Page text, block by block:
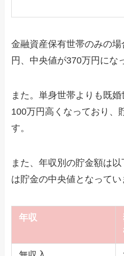
金融資産保有世帯のみの
円、中央値が370万円にな
また。単身世帯よりも既
100万円高くなっており、
す。
また、年収別の貯金額は
は貯金の中央値となってい
年収